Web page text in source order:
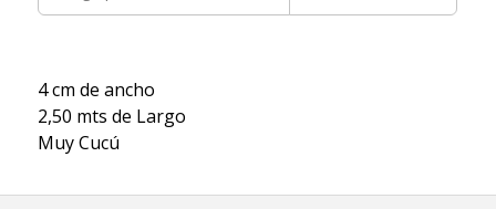
4 cm de ancho
2,50 mts de Largo
Muy Cucú